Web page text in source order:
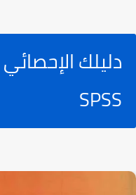
دليلك
SPSS